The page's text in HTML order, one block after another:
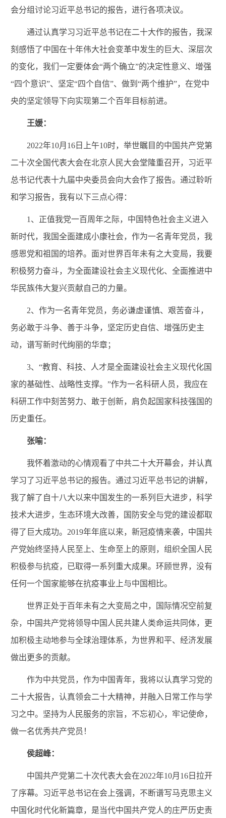
会分组讨论习近平总书记的报告，进行各项决议。
通过认真学习习近平总书记在二十大作的报告，我深
刻感悟了中国在十年伟大社会变革中发生的巨大、深层次
的变化，我们一定要体会“两个确立”的决定性意义、增强
“四个意识”、坚定“四个自信”、做到“两个维护”，在党中
央的坚定领导下向实现第二个百年目标前进。
王媛：
2022年10月16日上午10时，举世瞩目的中国共产党第
二十次全国代表大会在北京人民大会堂隆重召开，习近平
总书记代表十九届中央委员会向大会作了报告。通过聆听
和学习报告，我有以下三点心得：
1 、正值我党一百周年之际，中国特色社会主义进入
新时代，我国全面建成小康社会，作为一名青年党员，我
感恩党和祖国的培养。面对世界百年未有之大变局，我要
积极努力奋斗，为全面建设社会主义现代化、全面推进中
华民族伟大复兴贡献自己的力量。
2、作为一名青年党员，务必谦虚谨慎、艰苦奋斗，
务必敢于斗争、善于斗争，坚定历史自信、增强历史主
动，谱写新时代绚丽的华章；
3、“教育、科技、人才是全面建设社会主义现代化国
家的基础性、战略性支撑。”作为一名科研人员，我应在
科研工作中刻苦努力、敢于创新，肩负起国家科技强国的
历史重任。
张喻：
我怀着激动的心情观看了中共二十大开幕会，并认真
学习了习近平总书记的报告。通过习近平总书记的讲解，
我了解了自十八大以来中国发生的一系列巨大进步，科学
技术大进步，生态环境大改善，国防安全与党的建设都取
得了巨大成功。2019年年底以来，新冠疫情来袭，中国共
产党始终坚持人民至上、生命至上的原则，组织全国人民
积极参与抗疫，已取得一系列重大成果。环顾世界，没有
任何一个国家能够在抗疫事业上与中国相比。
世界正处于百年未有之大变局之中，国际情况空前复
杂，中国共产党将领导中国人民共建人类命运共同体，更
加积极主动地参与全球治理体系，为世界和平、经济发展
做出更多的贡献。
作为中共党员，作为中国青年，我将以认真学习党的
二十大报告，认真领会二十大精神，并融入日常工作与学
习之中。坚持为人民服务的宗旨，不忘初心，牢记使命，
做一名优秀共产党员！
侯超峰：
中国共产党第二十次代表大会在2022年10月16日 拉开
了序幕。习近平总书记在会上强调，不断谱写马克思主义
中国化时代化新篇章，是当代中国共产党人的庄严历史责